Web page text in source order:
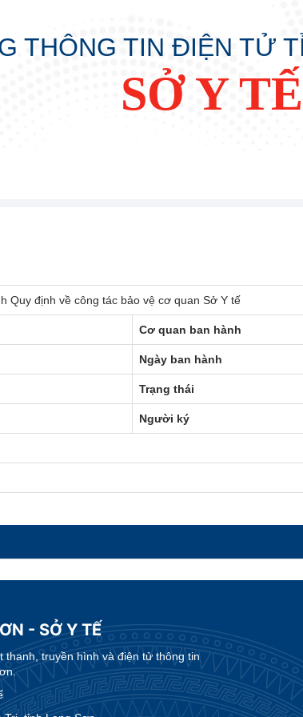
THÔNG TIN ĐIỆN TỬ
SỞ Y TẾ
Quy định về công tác bảo vệ cơ quan Sở Y tế
Cơ quan ban hành
Ngày ban hành
Trạng thái
Người ký
- SỞ Y TẾ
truyền hình và điện tử thông tin